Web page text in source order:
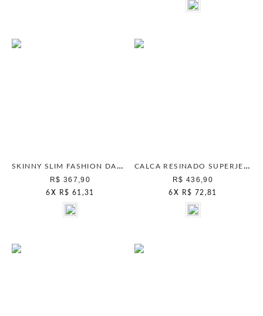
SKINNY SLIM FASHION DARK OLIVA
R$ 367,90
6 X R$ 61,31
CALCA RESINADO SUPERJEANS BEGE CLASSICO
R$ 436,90
6 X R$ 72,81